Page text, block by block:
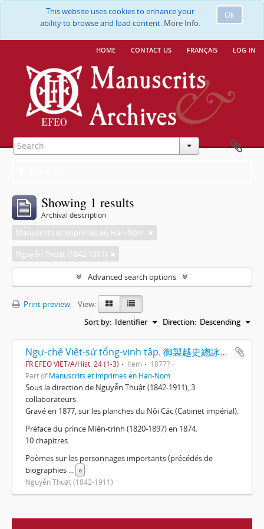
Ok
This website uses cookies to enhance your
ability to browse and load content. More Info.
home contact us français log in
Showing 1 results
Archival description
Manuscrits et imprimés en Hán-Nôm
Nguyễn Thuật (1842-1911)
Advanced search options
Print preview
View:
Sort by: Identifier Direction: Descending
Ngự-chế Việt-sử tổng-vịnh tập. 御製越史總詠集. Recueil de poèmes commentant l'histoire du Vietnam par l'empereur. [TV-dťrc (1848-1883)].
FR EFEO VIET/A/Hist. 24 (1-3) Item
1877?
Part ofManuscrits et imprimés en Hán-Nôm
Sous la direction de Nguyễn Thuật (1842-1911), 3
collaborateurs.
Gravé en 1877, sur les planches du Nội Các (Cabinet impérial).
Préface du prince Miên-trinh (1820-1897) en 1874.
10 chapitres.
Poèmes sur les personnages importants (précédés de
biographies ... »
Nguyễn Thuật (1842-1911)